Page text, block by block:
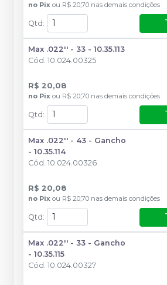
no Pix ou R$ 20,70 nas demais condições
Qtd :
Max .022'' - 33 - 10.35.113
Cód. 10.024.00325
R$ 20,08
no Pix ou R$ 20,70 nas demais condições
Qtd :
Max .022'' - 43 - Gancho
- 10.35.114
Cód. 10.024.00326
R$ 20,08
no Pix ou R$ 20,70 nas demais condições
Qtd :
Max .022'' - 33 - Gancho
- 10.35.115
Cód. 10.024.00327